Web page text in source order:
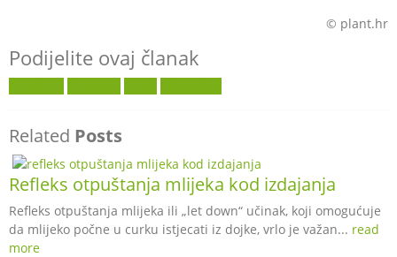
© plant.hr
Podijelite ovaj članak
Related Posts
Refleks otpuštanja mlijeka kod izdajanja
Refleks otpuštanja mlijeka ili „let down“ učinak, koji omogućuje
da mlijeko počne u curku istjecati iz dojke, vrlo je važan... read
more